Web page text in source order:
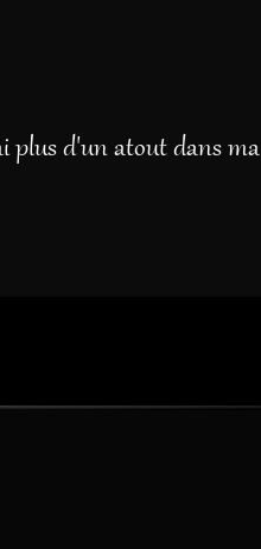
plus d'un atout dans ma